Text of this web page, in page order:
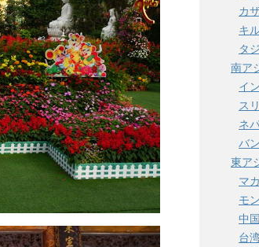
カ
キ
タ
南ア
イ
ス
ネ
バ
東ア
マ
モ
中国
台